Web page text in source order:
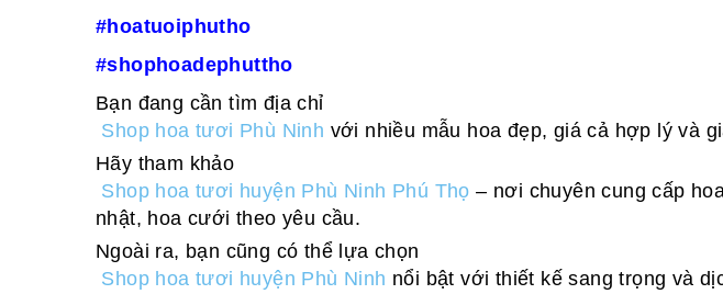
#hoatuoiphutho
#shophoadephuttho
Bạn đang cần tìm địa chỉ
Shop hoa tươi Phù Ninh với nhiều mẫu hoa đẹp, giá cả hợp lý và
Hãy tham khảo
Shop hoa tươi huyện Phù Ninh Phú Thọ – nơi chuyên cung cấp
nhật, hoa cưới theo yêu cầu.
Ngoài ra, bạn cũng có thể lựa chọn
Shop hoa tươi huyện Phù Ninh nổi bật với thiết kế sang trọng và